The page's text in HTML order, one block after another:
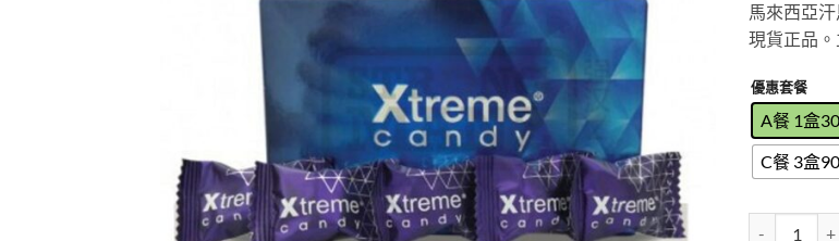
馬來西亞
現貨正品。
優惠套餐
A餐 1盒
C餐 3盒